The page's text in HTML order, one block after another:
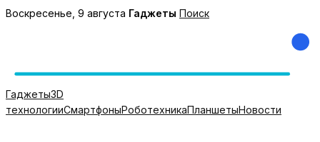
Перейти
Воскресенье, 9 августа Гаджеты Поиск
Гаджеты3D
технологииСмартфоныРоботехникаПланшетыНовости